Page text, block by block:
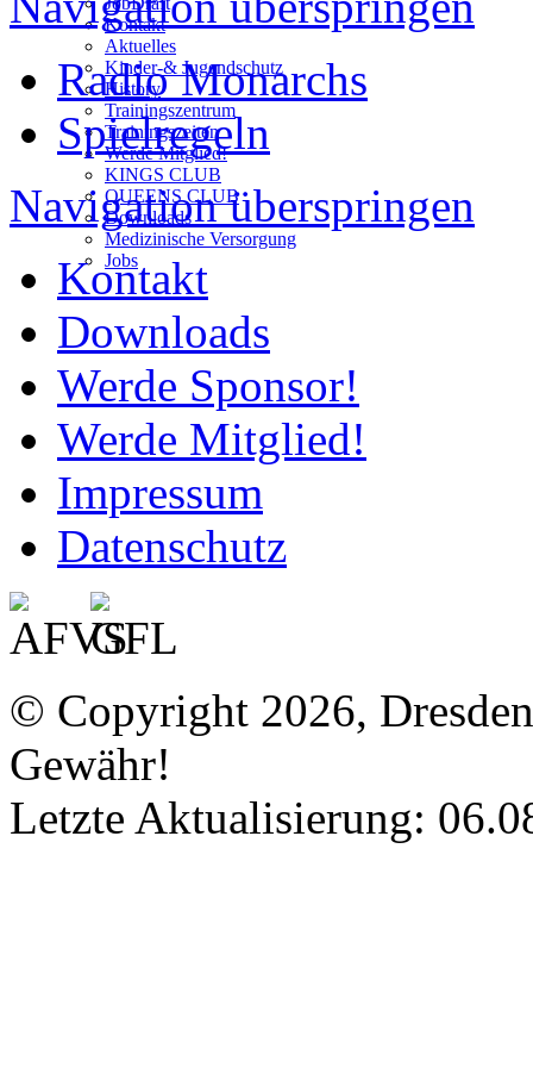
Kontakt
Aktuelles
Kinder-& Jugendschutz
History
Trainingszentrum
Trainingszeiten
Werde Mitglied!
KINGS CLUB
QUEENS CLUB
Downloads
Medizinische Versorgung
Jobs
Radio Monarchs
Spielregeln
Navigation überspringen
Kontakt
Downloads
Werde Sponsor!
Werde Mitglied!
Impressum
Datenschutz
© Copyright 2026,
Gewähr!
Letzte Aktualisierung: